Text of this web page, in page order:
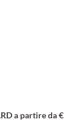
a partire da €